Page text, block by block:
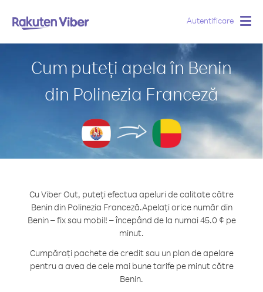
Autentificare
Cum puteți apela în Benin
din Polinezia Franceză
Cu Viber Out, puteți efectua apeluri de calitate către
Benin din Polinezia Franceză.Apelați orice număr din
Benin – fix sau mobil! – începând de la numai 45.0 ¢ pe
minut.
Cumpărați pachete de credit sau un plan de apelare
pentru a avea de cele mai bune tarife pe minut către
Benin.